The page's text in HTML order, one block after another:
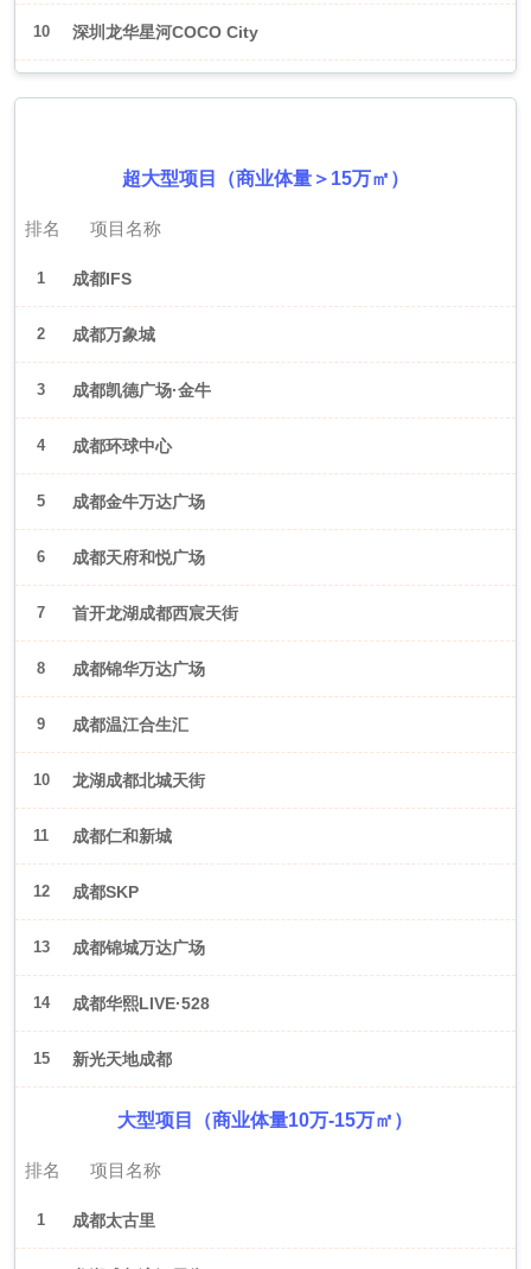
10 深圳龙华星河COCO City
超大型项目（商业体量＞15万㎡）
排名 项目名称
1 成都IFS
2 成都万象城
3 成都凯德广场·金牛
4 成都环球中心
5 成都金牛万达广场
6 成都天府和悦广场
7 首开龙湖成都西宸天街
8 成都锦华万达广场
9 成都温江合生汇
10 龙湖成都北城天街
11 成都仁和新城
12 成都SKP
13 成都锦城万达广场
14 成都华熙LIVE·528
15 新光天地成都
大型项目（商业体量10万-15万㎡）
排名 项目名称
1 成都太古里